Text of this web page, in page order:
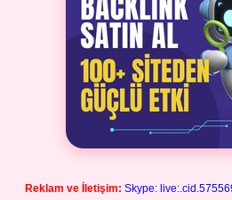
Reklam ve İletişim: Skype: